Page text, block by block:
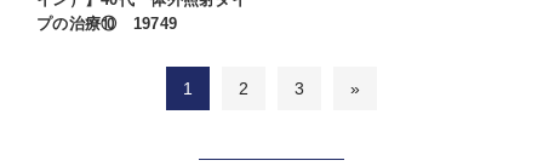
プの治療⑩ 19749
1 2 3 »